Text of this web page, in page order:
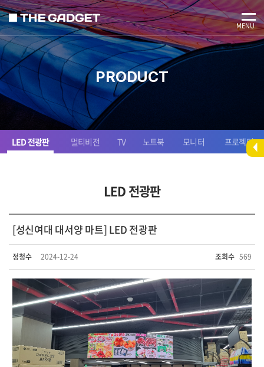
MENU
PRODUCT
LED 전광판 멀티비전 TV 노트북 모니터 프로젝터
LED 전광판
[성신여대 대서양 마트] LED 전광판
정청수 2024-12-24 조회수 569